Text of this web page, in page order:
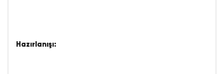
Hazırlanışı: